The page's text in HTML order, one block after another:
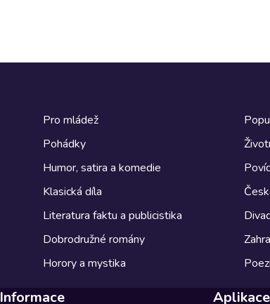
Pro mládež
Pohádky
Humor, satira a komedie
Klasická díla
Literatura faktu a publicistika
Dobrodružné romány
Horory a mystika
Informace Aplikace